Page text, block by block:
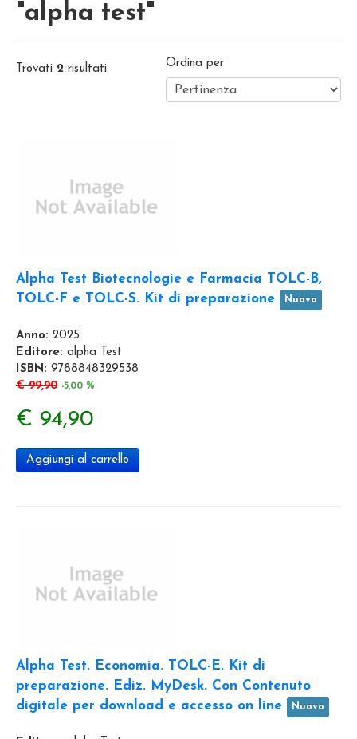
"alpha test"
Trovati 2 risultati. Ordina per
Alpha Test Biotecnologie e Farmacia TOLC-B,
TOLC-F e TOLC-S. Kit di preparazione
Nuovo
Anno: 2025
Editore: alpha Test
ISBN: 9788848329538
€ 99,90 -5,00 %
€ 94,90
Aggiungi al carrello
Alpha Test. Economia. TOLC-E. Kit di
preparazione. Ediz. MyDesk. Con Contenuto
digitale per download e accesso on line
Nuovo